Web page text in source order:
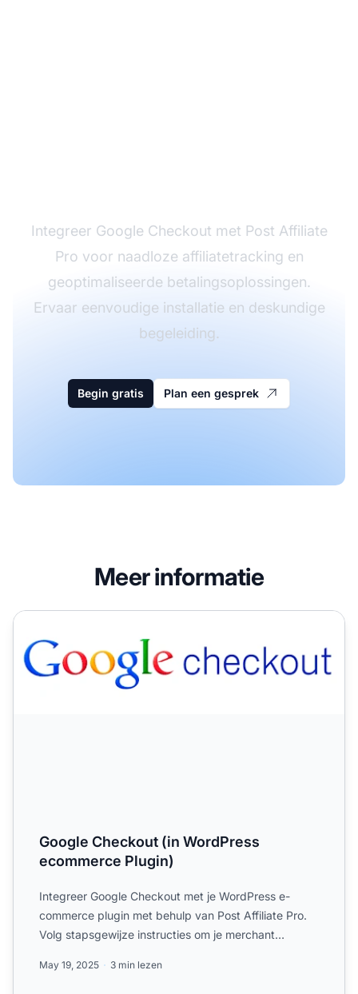
Integreer Google Checkout met Post Affiliate
Pro voor naadloze affiliatetracking en
geoptimaliseerde betalingsoplossingen.
Ervaar eenvoudige installatie en deskundige
begeleiding.
Begin gratis Plan een gesprek
Meer informatie
Google Checkout (in WordPress ecommerce Plugin)
Google Checkout (in WordPress
ecommerce Plugin)
Integreer Google Checkout met je WordPress e-
commerce plugin met behulp van Post Affiliate Pro.
Volg stapsgewijze instructies om je merchant
May 19, 2025 3 min lezen